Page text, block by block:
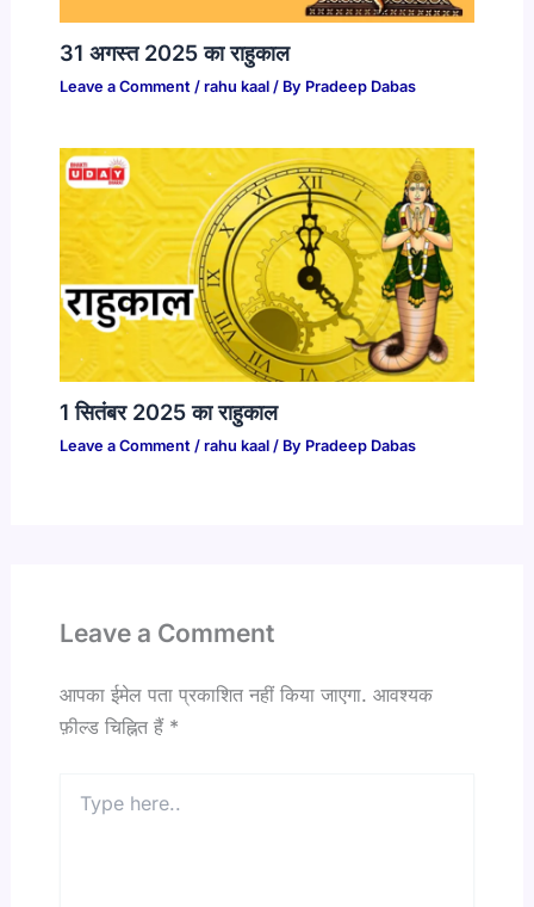
31 अगस्त 2025 का राहुकाल
Leave a Comment / rahu kaal/ By Pradeep Dabas
1 सितंबर 2025 का राहुकाल
Leave a Comment / rahu kaal/ By Pradeep Dabas
Leave a Comment
आपका ईमेल पता प्रकाशित नहीं किया जाएगा. आवश्यक
फ़ील्ड चिह्नित हैं *
here..